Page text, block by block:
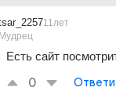
Мудрец
11лет
Есть сайт
0